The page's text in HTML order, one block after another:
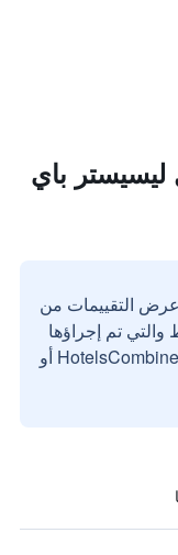
ليسيستر باي
التقييمات من
تم إجراؤها
بواسطة مستخدمين حقيقيين مع HotelsCombined أو